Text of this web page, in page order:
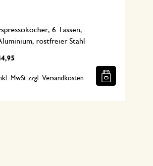
6 Tassen,
rostfreier Stahl
MwSt zzgl. Versandkosten